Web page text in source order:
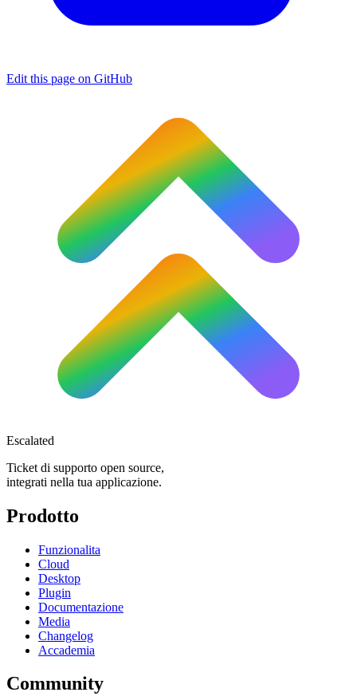
Edit this page on GitHub
Escalated
Ticket di supporto open source,
integrati nella tua applicazione.
Prodotto
Funzionalita
Cloud
Desktop
Plugin
Documentazione
Media
Changelog
Accademia
Community